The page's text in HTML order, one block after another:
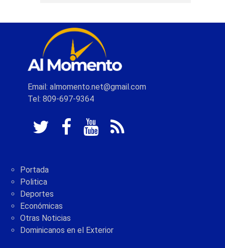
Email: almomento.net@gmail.com
Tel: 809-697-9364
Portada
Politica
Deportes
Económicas
Otras Noticias
Dominicanos en el Exterior